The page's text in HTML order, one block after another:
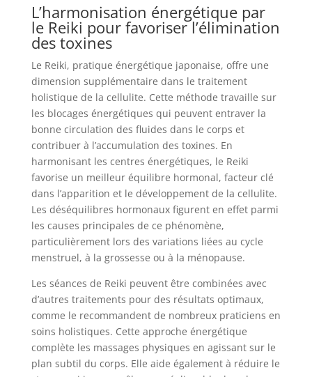
L’harmonisation énergétique par
le Reiki pour favoriser l’élimination
des toxines
Le Reiki, pratique énergétique japonaise, offre une
dimension supplémentaire dans le traitement
holistique de la cellulite. Cette méthode travaille sur
les blocages énergétiques qui peuvent entraver la
bonne circulation des fluides dans le corps et
contribuer à l’accumulation des toxines. En
harmonisant les centres énergétiques, le Reiki
favorise un meilleur équilibre hormonal, facteur clé
dans l’apparition et le développement de la cellulite.
Les déséquilibres hormonaux figurent en effet parmi
les causes principales de ce phénomène,
particulièrement lors des variations liées au cycle
menstruel, à la grossesse ou à la ménopause.
Les séances de Reiki peuvent être combinées avec
d’autres traitements pour des résultats optimaux,
comme le recommandent de nombreux praticiens en
soins holistiques. Cette approche énergétique
complète les massages physiques en agissant sur le
plan subtil du corps. Elle aide également à réduire le